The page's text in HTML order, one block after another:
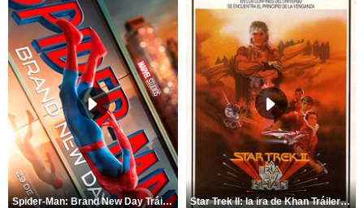
Spider-Man: Brand New Day Tráiler (3) Star Trek II: la ira de Khan Tráiler VO